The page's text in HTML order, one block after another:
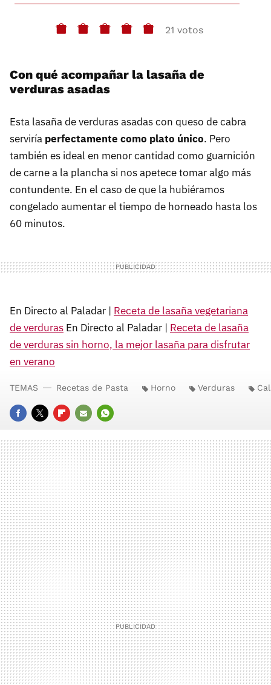
21 votos
Con qué acompañar la lasaña de
verduras asadas
Esta lasaña de verduras asadas con queso de cabra
serviría perfectamente como plato único. Pero
también es ideal en menor cantidad como guarnición
de carne a la plancha si nos apetece tomar algo más
contundente. En el caso de que la hubiéramos
congelado aumentar el tiempo de horneado hasta los
60 minutos.
En Directo al Paladar | Receta de lasaña vegetariana
de verduras En Directo al Paladar | Receta de lasaña
de verduras sin horno, la mejor lasaña para disfrutar
en verano
FACEBOOK
TWITTERFLIPBOARD
E-
MAIL
WHATSAPP
TEMAS Recetas de Pasta Horno Verduras